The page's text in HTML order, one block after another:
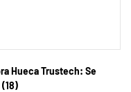
Hueca Trustech: Se